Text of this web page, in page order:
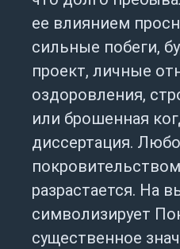
ее влиянием
сильные побеги,
проект, личные
оздоровления,
или брошенная
диссертация.
разрастается. На
символизирует
существенное